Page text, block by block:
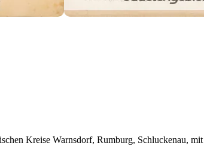
Kreise Warnsdorf, Rumburg, Schluckenau,